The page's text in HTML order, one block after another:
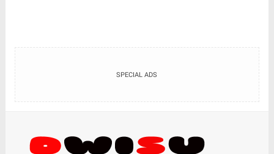
SPECIAL ADS